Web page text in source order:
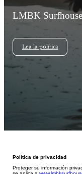
LMBK Surfhouse
Lea la política
Política de privacidad
Proteger su información